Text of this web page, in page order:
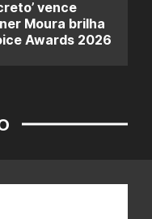
vence
Moura brilha
Awards 2026